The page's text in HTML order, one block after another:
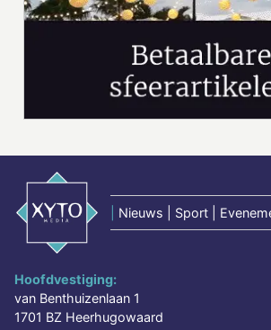
Nieuws | Sport |
Hoofdvestiging:
van Benthuizenlaan 1
1701 BZ Heerhugowaard